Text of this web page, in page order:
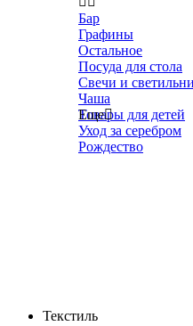
Бар
Графины
Остальное
Посуда для стола
Свечи и
Чаша
Товары для детей
Уход за серебром
Рождество
Еще
Текстиль